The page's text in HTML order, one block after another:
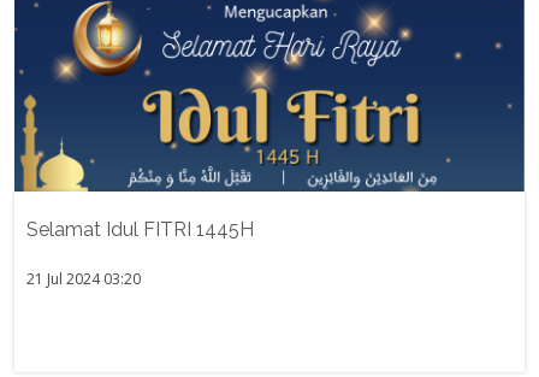
Selamat Idul FITRI 1445H
21 Jul 2024 03:20